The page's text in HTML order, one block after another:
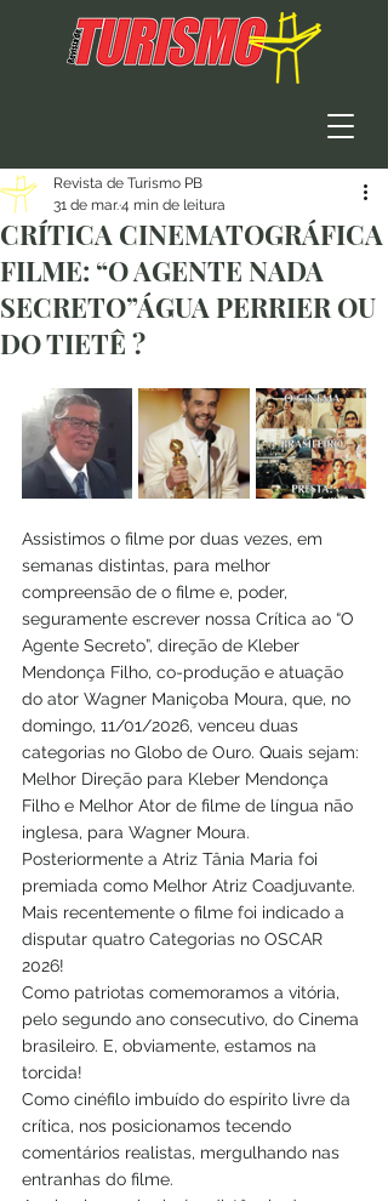
CRÍTICA CINEMATOGRÁFICA
FILME: “O AGENTE NADA
SECRETO”ÁGUA PERRIER OU
DO TIETÊ ?
Revista de Turismo PB
31 de mar.4 min de leitura
Assistimos o filme por duas vezes, em
semanas distintas, para melhor
compreensão de o filme e, poder,
seguramente escrever nossa Crítica ao “O
Agente Secreto”, direção de Kleber
Mendonça Filho, co-produção e atuação
do ator Wagner Maniçoba Moura, que, no
domingo, 11/01/2026, venceu duas
categorias no Globo de Ouro. Quais sejam:
Melhor Direção para Kleber Mendonça
Filho e Melhor Ator de filme de língua não
inglesa, para Wagner Moura.
Posteriormente a Atriz Tânia Maria foi
premiada como Melhor Atriz Coadjuvante.
Mais recentemente o filme foi indicado a
disputar quatro Categorias no OSCAR
2026!
Como patriotas comemoramos a vitória,
pelo segundo ano consecutivo, do Cinema
brasileiro. E, obviamente, estamos na
torcida!
Como cinéfilo imbuído do espírito livre da
crítica, nos posicionamos tecendo
comentários realistas, mergulhando nas
entranhas do filme.